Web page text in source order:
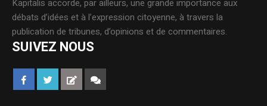
Kapitalis accorde, par ailleurs, une grande importance aux
débats d’idées et à l’expression citoyenne, à travers la
publication de tribunes, d’opinions et de commentaires.
SUIVEZ NOUS